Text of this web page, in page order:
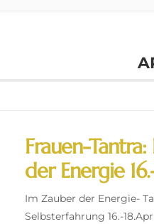
Frauen-
der Energie
Im Zauber der Energie-
Selbsterfahrung 16.-